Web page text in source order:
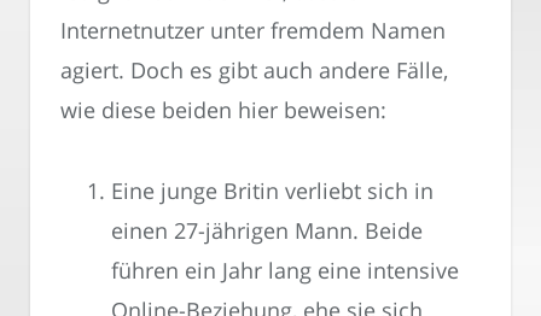
Internetnutzer unter fremdem Namen
agiert. Doch es gibt auch andere Fälle,
wie diese beiden hier beweisen:
Eine junge Britin verliebt sich in
einen 27-jährigen Mann. Beide
führen ein Jahr lang eine intensive
Online-Beziehung, ehe sie sich